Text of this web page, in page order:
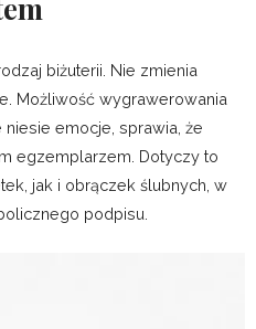
biżuterii. Nie zmienia
Możliwość wygrawerowania
niesie emocje, sprawia, że
egzemplarzem. Dotyczy to
jak i obrączek ślubnych, w
podpisu.